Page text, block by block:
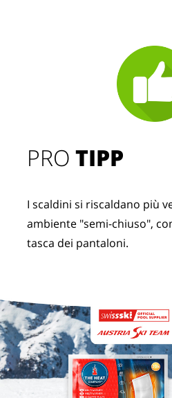
PROTIPP
I scaldini si riscaldano più
ambiente "semi-chiuso",
tasca dei pantaloni.